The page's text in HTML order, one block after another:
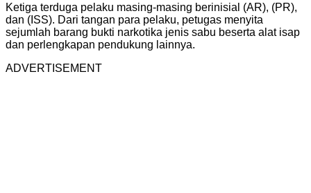
Ketiga terduga pelaku masing-masing berinisial (AR), (PR),
dan (ISS). Dari tangan para pelaku, petugas menyita
sejumlah barang bukti narkotika jenis sabu beserta alat isap
dan perlengkapan pendukung lainnya.
ADVERTISEMENT